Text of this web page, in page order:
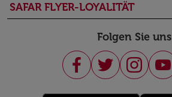
SAFAR FLYER-LOYALITÄT
Folgen Sie uns